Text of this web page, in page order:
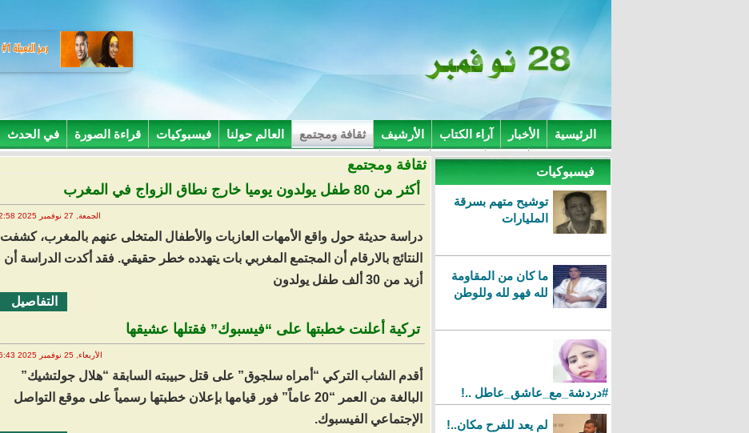
الرئيسية الأخبار آراء الكتاب الأرشيف ثقافة ومجتمع العالم حولنا فيسبوكيات قراءة الصورة في الحدث
أخبار الداخل مواقع اتصل بنا مقالات
فيسبوكيات
توشيح متهم بسرقة
المليارات
ما كان من المقاومة
لله فهو لله وللوطن
#‏دردشة_مع_عاشق_عاطل‬ ..!
لم يعد للفرح مكان..!
ثقافة ومجتمع
أكثر من 80 طفل يولدون يوميا خارج نطاق الزواج في المغرب
الجمعة, 27 نوفمبر 2025 22:58
دراسة حديثة حول واقع الأمهات العازبات والأطفال المتخلى عنهم بالمغرب، كشفت
النتائج بالارقام أن المجتمع المغربي بات يتهدده خطر حقيقي. فقد أكدت الدراسة أن
أزيد من 30 ألف طفل يولدون
التفاصيل
تركية أعلنت خطبتها على “فيسبوك” فقتلها عشيقها
الأربعاء, 25 نوفمبر 2025 16:43
أقدم الشاب التركي “أمراه سلجوق” على قتل حبيبته السابقة “هلال جولتشيك”
البالغة من العمر “20 عاماً” فور قيامها بإعلان خطبتها رسمياً على موقع التواصل
الإجتماعي الفيسبوك.